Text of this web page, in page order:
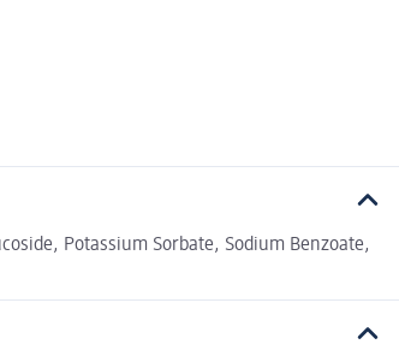
Potassium Sorbate, Sodium Benzoate,